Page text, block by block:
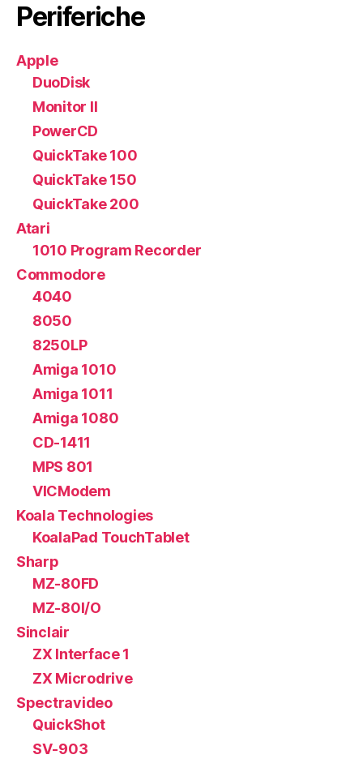
Periferiche
Apple
DuoDisk
Monitor II
PowerCD
QuickTake 100
QuickTake 150
QuickTake 200
Atari
1010 Program Recorder
Commodore
4040
8050
8250LP
Amiga 1010
Amiga 1011
Amiga 1080
CD-1411
MPS 801
VICModem
Koala Technologies
KoalaPad TouchTablet
Sharp
MZ-80FD
MZ-80I/O
Sinclair
ZX Interface 1
ZX Microdrive
Spectravideo
QuickShot
SV-903